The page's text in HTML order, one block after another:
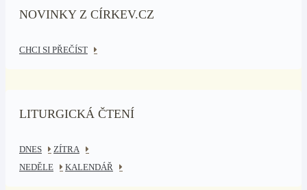
NOVINKY Z CÍRKEV.CZ
CHCI SI PŘEČÍST
LITURGICKÁ ČTENÍ
DNES
ZÍTRA
NEDĚLE
KALENDÁŘ